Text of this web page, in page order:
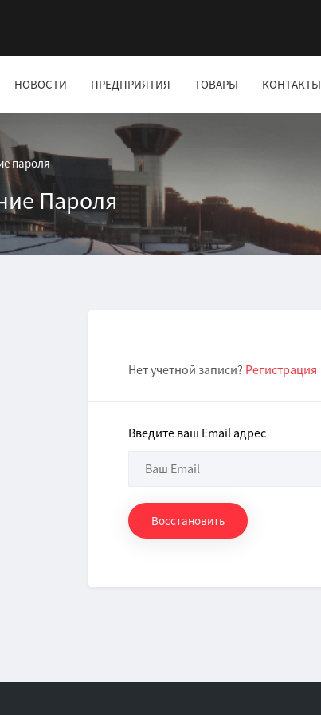
НОВОСТИ ПРЕДПРИЯТИЯ ТОВАРЫ КОНТАКТЫ
пароля
Пароля
Нет учетной записи? Регистрация
Введите ваш Email адрес
Восстановить